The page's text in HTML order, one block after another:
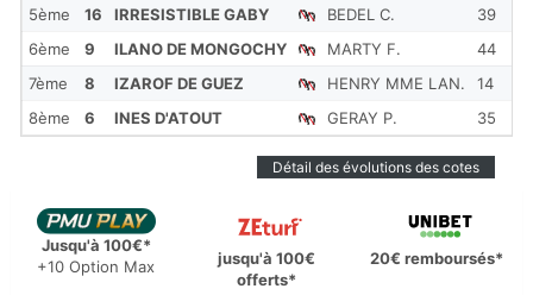
5ème
16 IRRESISTIBLE GABY BEDEL C. 39
6ème
9 ILANO DE MONGOCHY MARTY F. 44
7ème
8 IZAROF DE GUEZ HENRY MME LAN. 14
8ème
6 INES D'ATOUT GERAY P. 35
Détail des évolutions des cotes
Jusqu'à 100€*
+10 Option Max
jusqu'à 100€
offerts*
20€ remboursés*